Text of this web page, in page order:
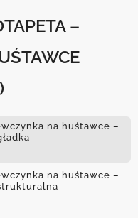
–
na huśtawce –
na huśtawce –